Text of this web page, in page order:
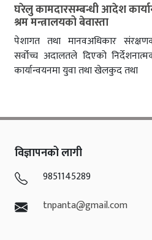
घरेलु कामदारसम्बन्धी आदेश
श्रम मन्त्रालयको बेवास्ता
पेशागत तथा मानवअधिकार
सर्वोच्च अदालतले दिएको
कार्यान्वयनमा युवा तथा खेलकुद तथा
विज्ञापनको लागी
9851145289
tnpanta@gmail.com